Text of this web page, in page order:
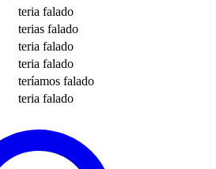
teria falado
terias falado
teria falado
teria falado
teríamos falado
teria falado